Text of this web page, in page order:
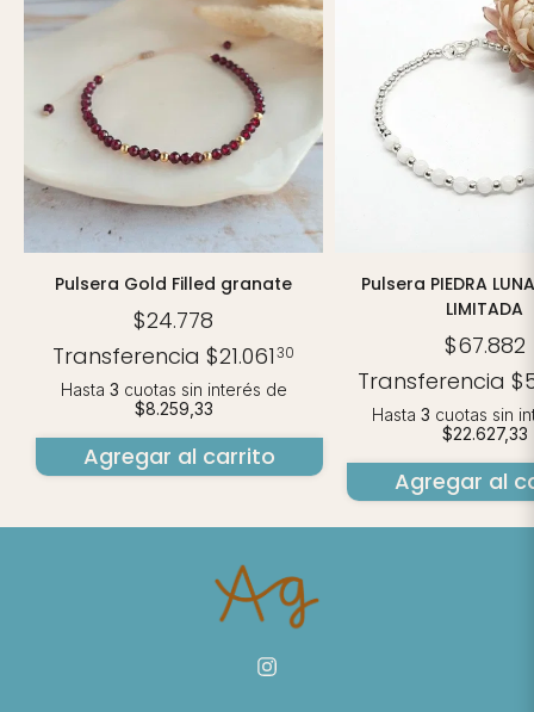
Pulsera Gold Filled granate
$24.778
Transferencia$21.06130
Hasta 3 cuotas sin interés de
$8.259,33
Agregar al carrito
Pulsera PIEDRA
LIMITADA
$67.882
Transferencia
Hasta 3 cuotas sin
$22.627,33
Agregar al